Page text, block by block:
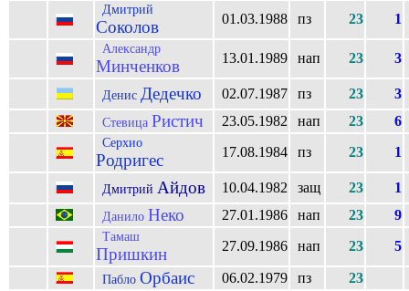
Дмитрий
Соколов 01.03.1988 пз 23 1
Александр
Минченков 13.01.1989 нап 23 3
Денис Дедечко 02.07.1987 пз 23 3
Стевица Ристич 23.05.1982 нап 23 6
Серхио
Родригес 17.08.1984 пз 23 1
Дмитрий Айдов 10.04.1982 защ 23 1
Данило Неко 27.01.1986 нап 23 9
Тамаш
Пришкин 27.09.1986 нап 23 5
Пабло Орбаис 06.02.1979 пз 23